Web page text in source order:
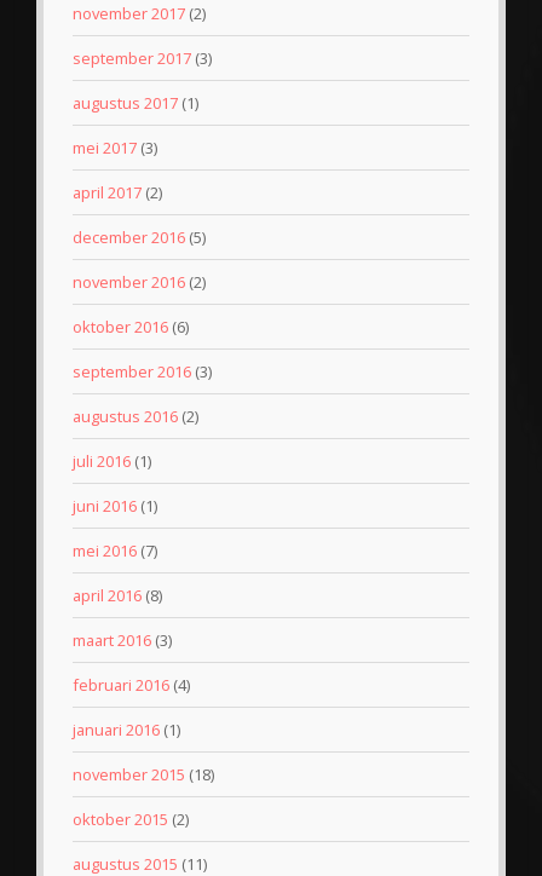
november 2017 (2)
september 2017 (3)
augustus 2017 (1)
mei 2017 (3)
april 2017 (2)
december 2016 (5)
november 2016 (2)
oktober 2016 (6)
september 2016 (3)
augustus 2016 (2)
juli 2016 (1)
juni 2016 (1)
mei 2016 (7)
april 2016 (8)
maart 2016 (3)
februari 2016 (4)
januari 2016 (1)
november 2015 (18)
oktober 2015 (2)
augustus 2015 (11)